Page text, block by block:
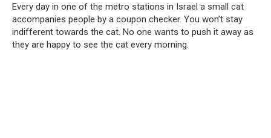
Every day in one of the metro stations in Israel a small cat
accompanies people by a coupon checker. You won’t stay
indifferent towards the cat. No one wants to push it away as
they are happy to see the cat every morning.